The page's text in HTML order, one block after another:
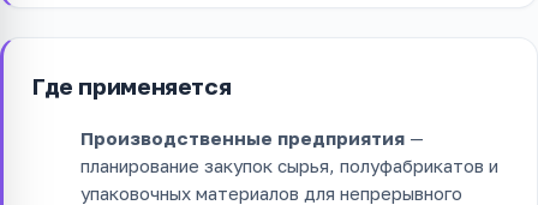
Где применяется
Производственные предприятия —
планирование закупок сырья, полуфабрикатов и
упаковочных материалов для непрерывного